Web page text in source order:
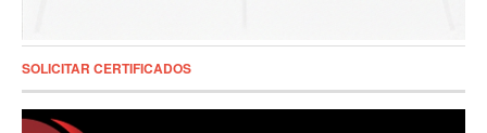
SOLICITAR CERTIFICADOS